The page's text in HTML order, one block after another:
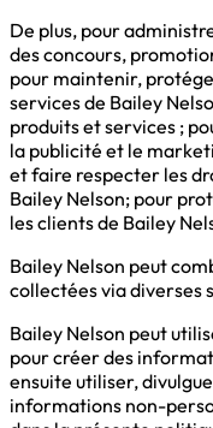
De plus, pour
des concours,
pour maintenir,
services de Bailey
produits et services ;
la publicité et le
et faire respecter les
Bailey Nelson; pour
les clients de Bailey
Bailey Nelson peut
collectées via diverses
Bailey Nelson peut
pour créer des
ensuite utiliser,
informations non-